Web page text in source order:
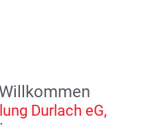
Durlach eG,